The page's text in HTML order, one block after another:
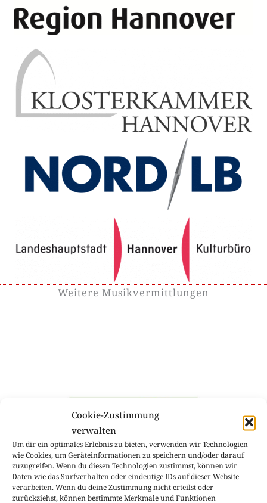
Cookie-Zustimmung
verwalten
Um dir ein optimales Erlebnis zu bieten, verwenden wir Technologien
wie Cookies, um Geräteinformationen zu speichern und/oder darauf
zuzugreifen. Wenn du diesen Technologien zustimmst, können wir
Daten wie das Surfverhalten oder eindeutige IDs auf dieser Website
verarbeiten. Wenn du deine Zustimmung nicht erteilst oder
zurückziehst, können bestimmte Merkmale und Funktionen
Weitere Musikvermittlungen